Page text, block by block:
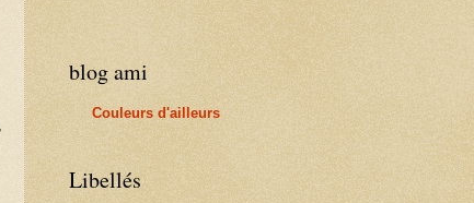
blog ami
Couleurs d'ailleurs
Libellés